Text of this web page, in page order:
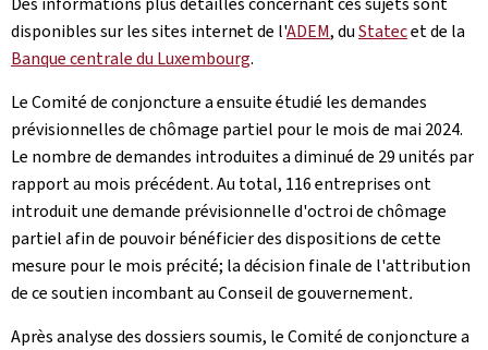
disponibles sur les sites internet de l'ADEM, duStatecet de la
Banque centrale du Luxembourg.
Le Comité de conjoncture a ensuite étudié les demandes
prévisionnelles de chômage partiel pour le mois de mai 2024.
Le nombre de demandes introduites a diminué de 29 unités par
rapport au mois précédent. Au total, 116 entreprises ont
introduit une demande prévisionnelle d'octroi de chômage
partiel afin de pouvoir bénéficier des dispositions de cette
mesure pour le mois précité; la décision finale de l'attribution
de ce soutien incombant au Conseil de gouvernement.
Après analyse des dossiers soumis, le Comité de conjoncture a